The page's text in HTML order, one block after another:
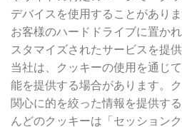
デバイスを使用することがあり
お客様のハードドライブに置か
スタマイズされたサービスを提
当社は、クッキーの使用を通じ
能を提供する場合があります。
関心に的を絞った情報を提供す
んどのクッキーは「セッション